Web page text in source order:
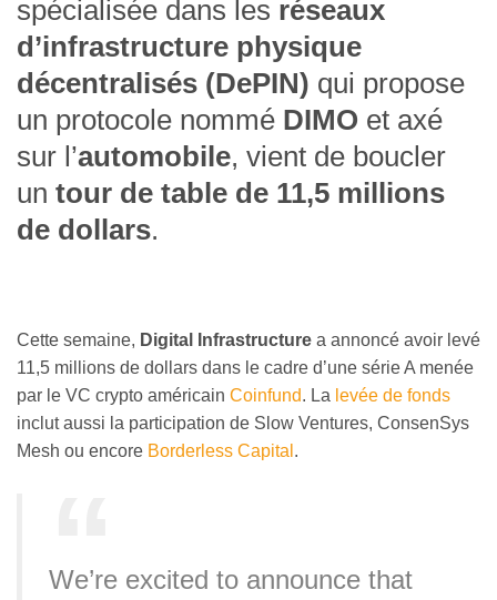
spécialisée dans les réseaux
d’infrastructure physique
décentralisés (DePIN) qui propose
un protocole nommé DIMO et axé
sur l’automobile, vient de boucler
un tour de table de 11,5 millions
de dollars.
Cette semaine, Digital Infrastructure a annoncé avoir levé
11,5 millions de dollars dans le cadre d’une série A menée
par le VC crypto américain Coinfund. La levée de fonds
inclut aussi la participation de Slow Ventures, ConsenSys
Mesh ou encore Borderless Capital .
We’re excited to announce that